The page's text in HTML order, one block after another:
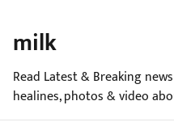
milk
Read Latest & Breaking
healines, photos & video